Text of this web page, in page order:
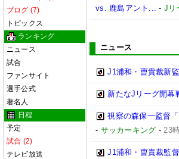
ブログ (7)
トピックス
ランキング
ニュース
試合
ファンサイト
選手公式
著名人
日程
予定
試合 (2)
テレビ放送
vs. 鹿島アント... -Jリ
ニュース
J1浦和・曺貴裁新
新たなJリーグ開幕
視察の森保一監督
- サッカーキング -23
J1浦和・曺貴裁監